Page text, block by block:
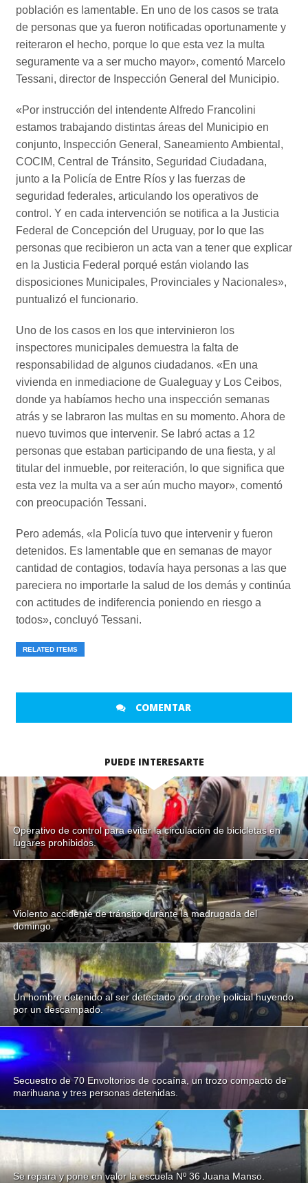
población es lamentable. En uno de los casos se trata
de personas que ya fueron notificadas oportunamente y
reiteraron el hecho, porque lo que esta vez la multa
seguramente va a ser mucho mayor», comentó Marcelo
Tessani, director de Inspección General del Municipio.
«Por instrucción del intendente Alfredo Francolini
estamos trabajando distintas áreas del Municipio en
conjunto, Inspección General, Saneamiento Ambiental,
COCIM, Central de Tránsito, Seguridad Ciudadana,
junto a la Policía de Entre Ríos y las fuerzas de
seguridad federales, articulando los operativos de
control. Y en cada intervención se notifica a la Justicia
Federal de Concepción del Uruguay, por lo que las
personas que recibieron un acta van a tener que explicar
en la Justicia Federal porqué están violando las
disposiciones Municipales, Provinciales y Nacionales»,
puntualizó el funcionario.
Uno de los casos en los que intervinieron los
inspectores municipales demuestra la falta de
responsabilidad de algunos ciudadanos. «En una
vivienda en inmediacione de Gualeguay y Los Ceibos,
donde ya habíamos hecho una inspección semanas
atrás y se labraron las multas en su momento. Ahora de
nuevo tuvimos que intervenir. Se labró actas a 12
personas que estaban participando de una fiesta, y al
titular del inmueble, por reiteración, lo que significa que
esta vez la multa va a ser aún mucho mayor», comentó
con preocupación Tessani.
Pero además, «la Policía tuvo que intervenir y fueron
detenidos. Es lamentable que en semanas de mayor
cantidad de contagios, todavía haya personas a las que
pareciera no importarle la salud de los demás y continúa
con actitudes de indiferencia poniendo en riesgo a
todos», concluyó Tessani.
RELATED ITEMS
COMENTAR
PUEDE INTERESARTE
Operativo de control para evitar la circulación de bicicletas en
lugares prohibidos.
Violento accidente de tránsito durante la madrugada del
domingo.
Un hombre detenido al ser detectado por drone policial huyendo
por un descampado.
Secuestro de 70 Envoltorios de cocaína, un trozo compacto de
marihuana y tres personas detenidas.
Se repara y pone en valor la escuela Nº 36 Juana Manso.